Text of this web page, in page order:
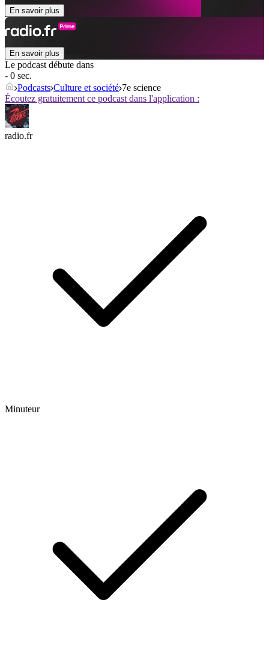
En savoir plus
En savoir plus
Le podcast débute dans
- 0 sec.
Podcasts Culture et société 7e science
Écoutez gratuitement ce podcast dans l'application :
radio.fr
Minuteur